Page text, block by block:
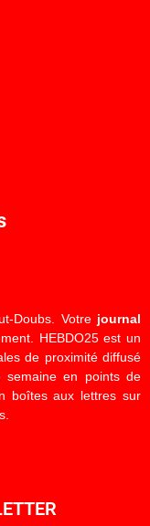
Doubs. Votre journal
HEBDO25 est un
de proximité diffusé
en points de
boîtes aux lettres sur